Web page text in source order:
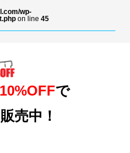
wp-
on line 45
10%OFFで
売中！